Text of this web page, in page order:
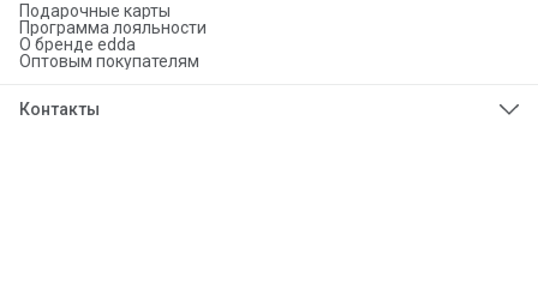
Подарочные карты
Программа лояльности
О бренде edda
Оптовым покупателям
Контакты